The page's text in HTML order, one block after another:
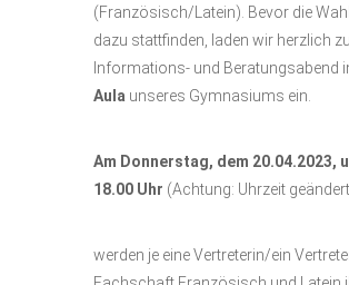
(Französisch/Latein). Bevor die
dazu stattfinden, laden wir herzlich
Informations- und Beratungsabend
Aula unseres Gymnasiums ein.
Am Donnerstag, dem 20.04.2023,
18.00 Uhr (Achtung: Uhrzeit
werden je eine Vertreterin/ein